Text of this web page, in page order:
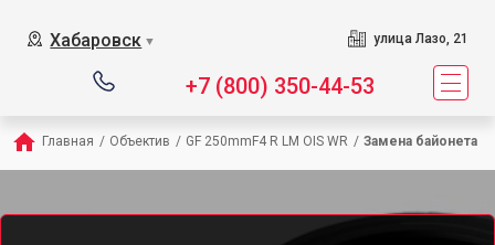
Хабаровск ▼ улица Лазо, 21
+7 (800) 350-44-53
Главная / Объектив / GF 250mmF4 R LM OIS WR / Замена байонета